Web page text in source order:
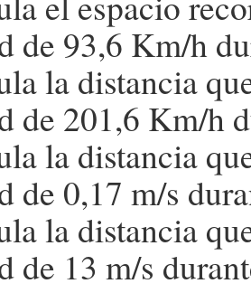
de 93,6 Km/h
la distancia
de 201,6 Km/h
la distancia
de 0,17 m/s
la distancia
de 13 m/s